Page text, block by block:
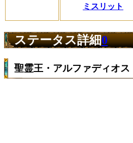
ミスリット
ステータス詳細0
聖霊王・アルファディオ